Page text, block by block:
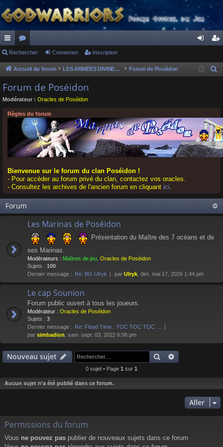
ac
co
ur
ci
or
u
s
ne cri
Rechercher Connexion Inscription
Accueil du forum LES ARMÉES DIVINES - FORUMS DE CLAN Forum de Poséidon
r
c
h
e
Forum de Poséidon
Modérateur : Oracles de Poséidon
Règles du forum
Bienvenue sur le forum du clan Poséidon !
- Pour accéder au forum privé du clan, contactez vos oracles.
- Consultez les archives de l'ancien forum en cliquant ici.
Forum
Les Marinas de Poséidon
Présentation du Maître des 7 océans et de
ses Marinas.
Modérateurs : Maîtres de jeu Oracles de Poséidon
Sujets : 100
Dernier message : Re: BG Ulryk par Ulryk , dim. mai 17, 2026 1:44 pm
Le cap Sounion
Forum public ouvert à tous les joueurs.
Modérateur : Oracles de Poséidon
Sujets : 3
Dernier message : Re: Flood Time : TOC TOC TOC …
par simbadion , sam. sept. 03, 2022 6:06 pm
Nouveau sujet Rechercher
0 sujet • Page 1 sur 1
Aucun sujet n’a été publié dans ce forum.
Aller
Permissions du forum
Vous ne pouvez pas publier de nouveaux sujets dans ce forum